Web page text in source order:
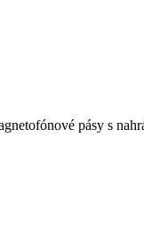
pásy s